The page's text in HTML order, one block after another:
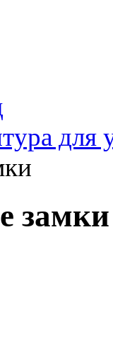
для
замки